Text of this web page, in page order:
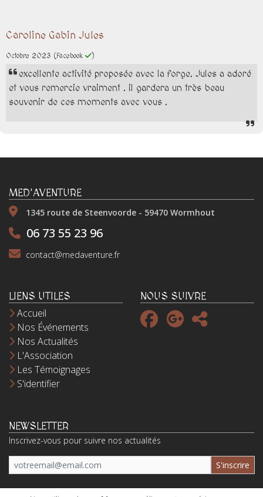
Caroline Gabin Jules
Octobre 2023 (Facebook )
excellente activité proposée avec la forge. Jules a adoré
et vous remercie vraiment . il gardera un très beau
souvenir de ces moments avec vous .
MED'AVENTURE
1345 route de Steenvoorde - 59470 Wormhout
06 73 55 23 96
contact@medaventure.fr
LIENS UTILES
Accueil
Nos Événements
Nos Actualités
L'Association
Les Témoignages
S'identifier
NOUS SUIVRE
NEWSLETTER
Inscrivez-vous pour suivre nos actualités
S'inscrire